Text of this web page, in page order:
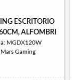
ESCRITORIO
ALFOMBRI
MGDX120W
Gaming